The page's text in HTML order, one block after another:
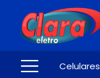
Celulares